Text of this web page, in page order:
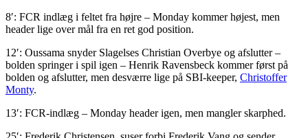
8′: FCR indlæg i feltet fra højre – Monday kommer højest, men
header lige over mål fra en ret god position.
12′: Oussama snyder Slagelses Christian Overbye og afslutter –
bolden springer i spil igen – Henrik Ravensbeck kommer først på
bolden og afslutter, men desværre lige på SBI-keeper, Christoffer
Monty.
13′: FCR-indlæg – Monday header igen, men mangler skarphed.